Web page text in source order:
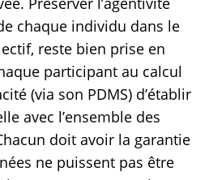
chaque individu dans le
reste bien prise en
participant au calcul
(via son PDMS) d’établir
avec l’ensemble des
doit avoir la garantie
ne puissent pas être